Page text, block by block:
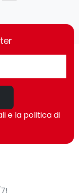
e la politica di